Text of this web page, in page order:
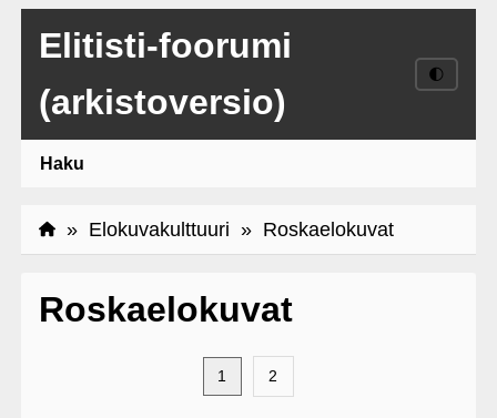
Elitisti-foorumi
(arkistoversio)
🌓
Haku
» Elokuvakulttuuri » Roskaelokuvat
Roskaelokuvat
1 2